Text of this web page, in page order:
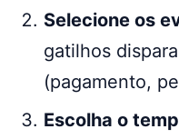
Selecione os
gatilhos
(pagamento,
Escolha o